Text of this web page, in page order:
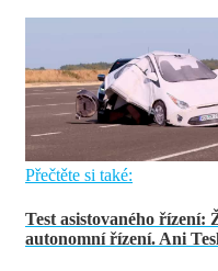
Přečtěte si také:
Test asistovaného řízení:
autonomní řízení. Ani